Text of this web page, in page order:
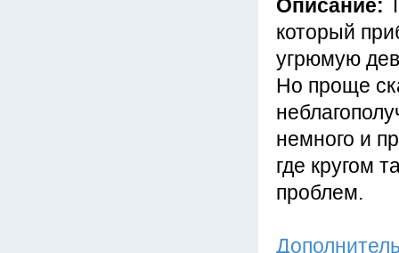
Описание:
который
угрюмую
Но проще
немного и
где кругом
проблем.